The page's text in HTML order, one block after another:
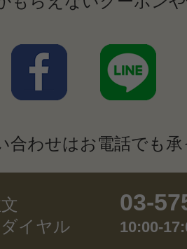
合わせはお電話でも
イヤル
03-
10:00-